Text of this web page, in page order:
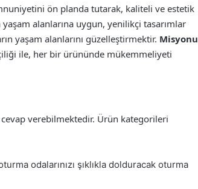
ön planda tutarak, kaliteli ve estetik
alanlarına uygun, yenilikçi tasarımlar
yaşam alanlarını güzelleştirmektir. Misyonu
ile, her bir ürününde mükemmeliyeti
verebilmektedir. Ürün kategorileri
odalarınızı şıklıkla dolduracak oturma